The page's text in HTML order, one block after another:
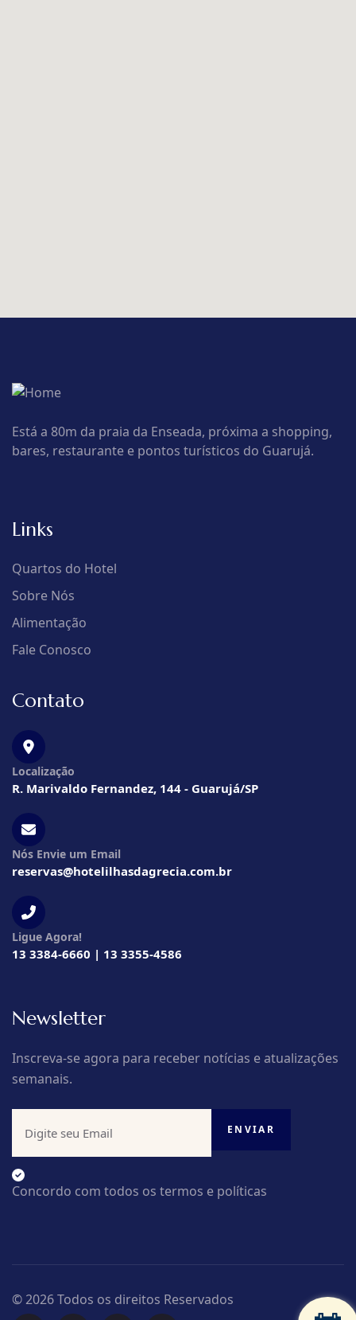
Está a 80m da praia da Enseada, próxima a shopping,
bares, restaurante e pontos turísticos do Guarujá.
Links
Quartos do Hotel
Sobre Nós
Alimentação
Fale Conosco
Contato
Localização
R. Marivaldo Fernandez, 144 - Guarujá/SP
Nós Envie um Email
reservas@hotelilhasdagrecia.com.br
Ligue Agora!
13 3384-6660 | 13 3355-4586
Newsletter
Inscreva-se agora para receber notícias e atualizações
semanais.
Concordo com todos os termos e políticas
© 2026 Todos os direitos Reservados